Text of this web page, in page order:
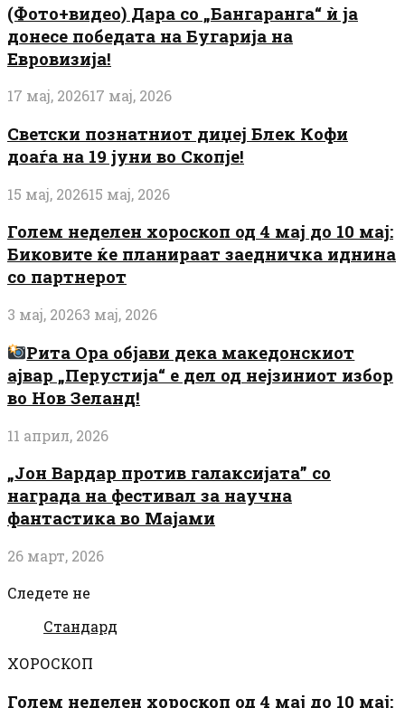
(Фото+видео) Дара со „Бангаранга“ ѝ ја
донесе победата на Бугарија на
Евровизија!
17 мај, 202617 мај, 2026
Светски познатниот диџеј Блек Кофи
доаѓа на 19 јуни во Скопје!
15 мај, 202615 мај, 2026
Голем неделен хороскоп од 4 мај до 10 мај:
Биковите ќе планираат заедничка иднина
со партнерот
3 мај, 20263 мај, 2026
Рита Ора објави дека македонскиот
ајвар „Перустија“ е дел од нејзиниот избор
во Нов Зеланд!
11 април, 2026
„Јон Вардар против галаксијата” со
награда на фестивал за научна
фантастика во Мајами
26 март, 2026
Следете не
Стандард
ХОРОСКОП
Голем неделен хороскоп од 4 мај до 10 мај: